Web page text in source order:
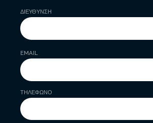
ΔΙΕΥΘΥΝΣΗ
EMAIL
ΤΗΛΕΦΩΝΟ